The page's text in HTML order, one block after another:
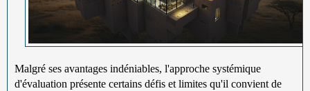
Malgré ses avantages indéniables, l'approche systémique
d'évaluation présente certains défis et limites qu'il convient de